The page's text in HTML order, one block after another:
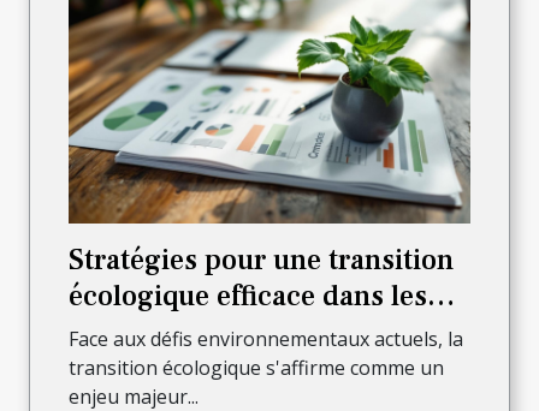
Stratégies pour une transition
écologique efficace dans les
PME
Face aux défis environnementaux actuels, la
transition écologique s'affirme comme un
enjeu majeur...